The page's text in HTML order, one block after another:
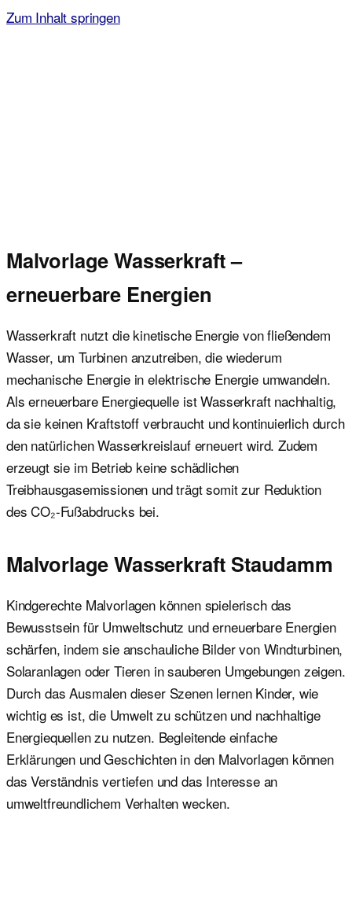
Zum Inhalt springen
Malvorlage Wasserkraft –
erneuerbare Energien
Wasserkraft nutzt die kinetische Energie von fließendem
Wasser, um Turbinen anzutreiben, die wiederum
mechanische Energie in elektrische Energie umwandeln.
Als erneuerbare Energiequelle ist Wasserkraft nachhaltig,
da sie keinen Kraftstoff verbraucht und kontinuierlich durch
den natürlichen Wasserkreislauf erneuert wird. Zudem
erzeugt sie im Betrieb keine schädlichen
Treibhausgasemissionen und trägt somit zur Reduktion
des CO₂-Fußabdrucks bei.
Malvorlage Wasserkraft Staudamm
Kindgerechte Malvorlagen können spielerisch das
Bewusstsein für Umweltschutz und erneuerbare Energien
schärfen, indem sie anschauliche Bilder von Windturbinen,
Solaranlagen oder Tieren in sauberen Umgebungen zeigen.
Durch das Ausmalen dieser Szenen lernen Kinder, wie
wichtig es ist, die Umwelt zu schützen und nachhaltige
Energiequellen zu nutzen. Begleitende einfache
Erklärungen und Geschichten in den Malvorlagen können
das Verständnis vertiefen und das Interesse an
umweltfreundlichem Verhalten wecken.